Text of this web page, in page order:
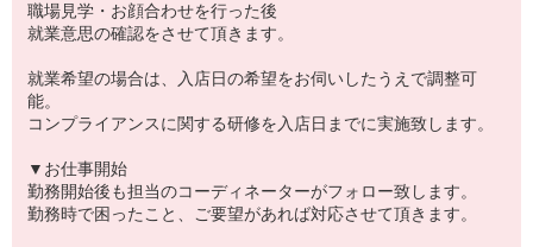
職場見学・お顔合わせを行った後
就業意思の確認をさせて頂きます。
就業希望の場合は、入店日の希望をお伺いしたうえで調整可
能。
コンプライアンスに関する研修を入店日までに実施致します。
▼お仕事開始
勤務開始後も担当のコーディネーターがフォロー致します。
勤務時で困ったこと、ご要望があれば対応させて頂きます。